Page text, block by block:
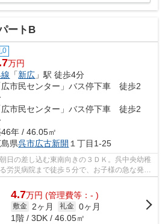
ートB
0
万円
「新広 」駅 徒歩4分
広市民センター」バス停下車 徒歩2
広市民センター」バス停下車 徒歩2
年 / 46.05㎡
島県呉市広古新開 １丁目1-25
日の差し込む東南向きの３ＤＫ。呉中央幼稚
労災病院まで徒歩５分で、お子様の急な発熱
をスタ...
4.7万円 (管理費等：- )
敷金 2ヶ月 礼金 0ヶ月
1階 / 3DK / 46.05㎡